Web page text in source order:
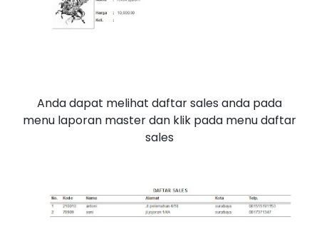
Anda dapat melihat daftar sales anda pada
menu laporan master dan klik pada menu daftar
sales